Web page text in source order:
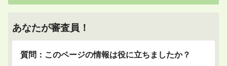
あなたが審査員！
質問：このページの情報は役に立ちましたか？